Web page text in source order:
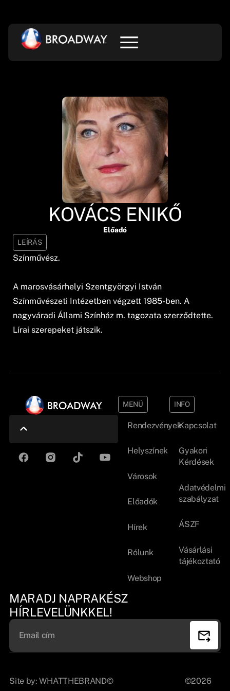
KOVÁCS ENIKŐ
Előadó
LEÍRÁS
Színművész.
A marosvásárhelyi Szentgyörgyi István
Színművészeti Intézetben végzett 1985-ben. A
nagyváradi Állami Színház m. tagozata szerződtette.
Lírai szerepeket játszik.
MENÜ
Rendezvények
Helyszínek
Városok
Előadók
Hírek
Rólunk
Webshop
INFO
Kapcsolat
Gyakori
Kérdések
Adatvédelmi
szabályzat
ÁSZF
Vásárlási
tájékoztató
MARADJ NAPRAKÉSZ
HÍRLEVELÜNKKEL!
Site by:WHATTHEBRAND© ©2026